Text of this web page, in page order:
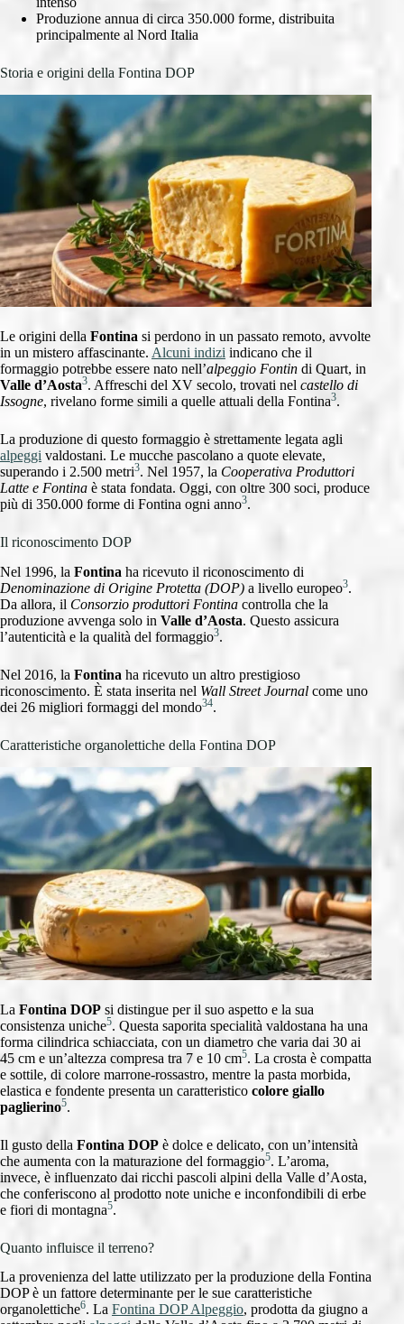
Produzione annua di circa 350.000 forme, distribuita
principalmente al Nord Italia
Storia e origini della Fontina DOP
Le origini della Fontina si perdono in un passato remoto, avvolte
in un mistero affascinante. Alcuni indizi indicano che il
formaggio potrebbe essere nato nell’alpeggio Fontin di Quart, in
Valle d’Aosta3. Affreschi del XV secolo, trovati nel castello di
Issogne, rivelano forme simili a quelle attuali della Fontina3.
La produzione di questo formaggio è strettamente legata agli
alpeggi valdostani. Le mucche pascolano a quote elevate,
superando i 2.500 metri3. Nel 1957, la Cooperativa Produttori
Latte e Fontina è stata fondata. Oggi, con oltre 300 soci, produce
più di 350.000 forme di Fontina ogni anno3.
Il riconoscimento DOP
Nel 1996, la Fontina ha ricevuto il riconoscimento di
Denominazione di Origine Protetta (DOP) a livello europeo3.
Da allora, il Consorzio produttori Fontina controlla che la
produzione avvenga solo in Valle d’Aosta. Questo assicura
l’autenticità e la qualità del formaggio3.
Nel 2016, la Fontina ha ricevuto un altro prestigioso
riconoscimento. È stata inserita nel Wall Street Journal come uno
dei 26 migliori formaggi del mondo34.
Caratteristiche organolettiche della Fontina DOP
La Fontina DOP si distingue per il suo aspetto e la sua
consistenza uniche5. Questa saporita specialità valdostana ha una
forma cilindrica schiacciata, con un diametro che varia dai 30 ai
45 cm e un’altezza compresa tra 7 e 10 cm5. La crosta è compatta
e sottile, di colore marrone-rossastro, mentre la pasta morbida,
elastica e fondente presenta un caratteristico colore giallo
paglierino5.
Il gusto della Fontina DOP è dolce e delicato, con un’intensità
che aumenta con la maturazione del formaggio5. L’aroma,
invece, è influenzato dai ricchi pascoli alpini della Valle d’Aosta,
che conferiscono al prodotto note uniche e inconfondibili di erbe
e fiori di montagna5.
Quanto influisce il terreno?
La provenienza del latte utilizzato per la produzione della Fontina
DOP è un fattore determinante per le sue caratteristiche
organolettiche6. La Fontina DOP Alpeggio, prodotta da giugno a